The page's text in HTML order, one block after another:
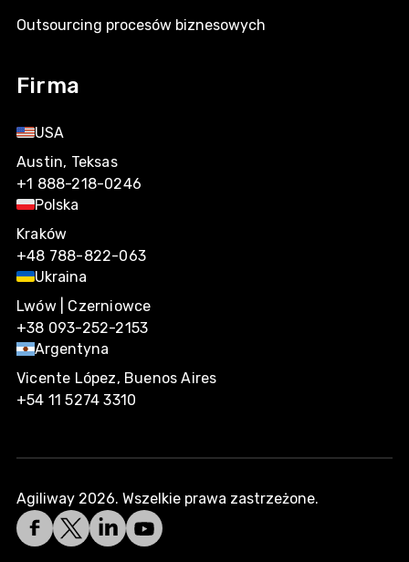
Outsourcing procesów biznesowych
Firma
USA
Austin, Teksas
+1 888-218-0246
Polska
Kraków
+48 788-822-063
Ukraina
Lwów | Czerniowce
+38 093-252-2153
Argentyna
Vicente López, Buenos Aires
+54 11 5274 3310
Agiliway 2026. Wszelkie prawa zastrzeżone.